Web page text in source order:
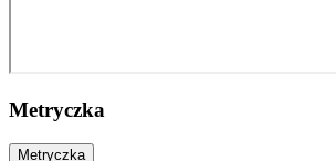
Metryczka
Metryczka